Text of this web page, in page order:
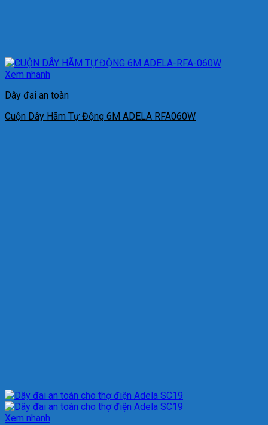
Xem nhanh
Dây đai an toàn
Cuộn Dây Hãm Tự Động 6M ADELA RFA060W
Xem nhanh